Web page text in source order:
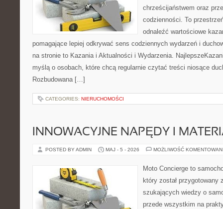
chrześcijaństwem oraz
codzienności. To
odnaleźć wartościowe
pomagające lepiej odkrywać sens codziennych wydarzeń i
na stronie to Kazania i Aktualności i Wydarzenia.
myślą o osobach, które chcą regularnie czytać treści niosące
Rozbudowana […]
CATEGORIES: NIERUCHOMOŚCI
INNOWACYJNE NAPĘDY I
POSTED BY ADMIN MAJ - 5 - 2026 MOŻLIWOŚĆ
Moto Concierge to
który został przygotowany
szukających wiedzy o
przede wszystkim na